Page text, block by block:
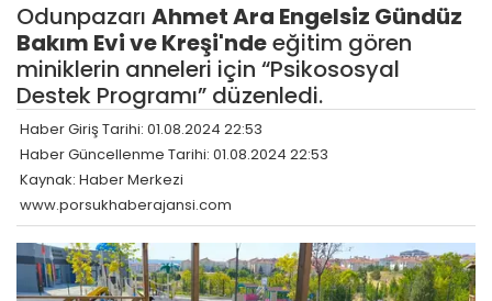
HABER
Odunpazarı Ahmet Ara Engelsiz Gündüz
Bakım Evi ve Kreşi'ndeeğitim gören
miniklerin anneleri için “Psikososyal
Destek Programı” düzenledi.
Haber Giriş Tarihi: 01.08.2024 22:53
Haber Güncellenme Tarihi: 01.08.2024 22:53
Kaynak: Haber Merkezi
www.porsukhaberajansi.com